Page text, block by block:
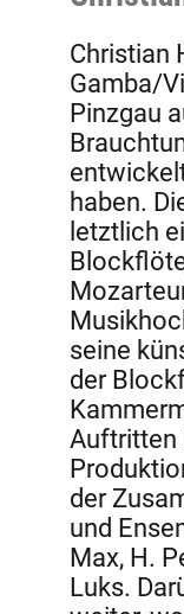
Christian
Gamba/
Pinzgau
haben.
letztlich
seine
der
Auftritten
der
und
Max, H.
Luks.